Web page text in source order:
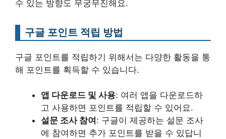
수 있는 방향도 무궁무진해요.
구글 포인트 적립 방법
구글 포인트를 적립하기 위해서는 다양한 활동을 통
해 포인트를 획득할 수 있습니다.
앱 다운로드 및 사용: 여러 앱을 다운로드하
고 사용하면 포인트를 적립할 수 있어요.
설문 조사 참여 : 구글이 제공하는 설문 조사
에 참여하면 추가 포인트를 받을 수 있답니